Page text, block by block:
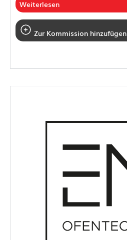
Weiterlesen
Zur Kommission hinzufügen